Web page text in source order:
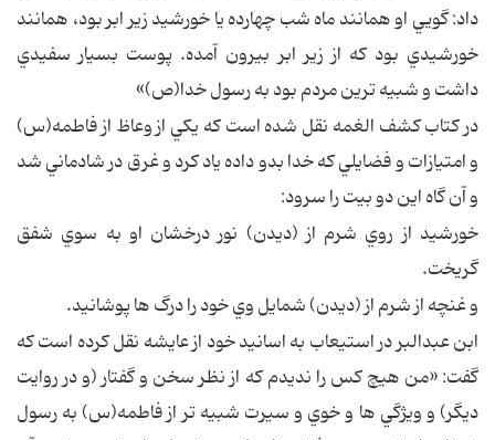
داد: گويي او همانند ماه شب چهارده يا خورشيد زير ابر بود، همانند
خورشيدي بود كه از زير ابر بيرون آمده. پوست بسيار سفيدي
داشت و شبيه ترين مردم بود به رسول خدا(ص)»
در كتاب كشف الغمه نقل شده است كه يكي از وعاظ از فاطمه(س)
و امتيازات و فضايلي كه خدا بدو داده ياد كرد و غرق در شادماني شد
و آن گاه اين دو بيت را سرود:
خورشيد از روي شرم از (ديدن) نور درخشان او به سوي شفق
گريخت.
و غنچه از شرم از (ديدن) شمايل وي خود را درگ ها پوشانيد.
ابن عبدالبر در استيعاب به اسانيد خود از عايشه نقل كرده است كه
گفت: «من هيچ كس را نديدم كه از نظر سخن و گفتار (و در روايت
ديگر) و ويژگي ها و خوي و سيرت شبيه تر از فاطمه(س) به رسول